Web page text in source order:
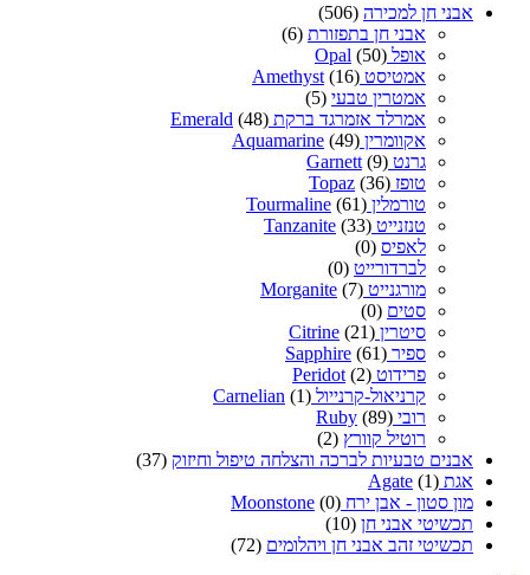
אבני חן למכירה (506)
אבני חן בתפזורת (6)
אופל Opal (50)
אמטיסט Amethyst (16)
אמטרין טבעי (5)
אמרלד אזמרגד ברקת Emerald (48)
אקוומרין Aquamarine (49)
גרנט Garnett (9)
טופז Topaz (36)
טורמלין Tourmaline (61)
טנזנייט Tanzanite (33)
לאפיס (0)
לברדורייט (0)
מורגנייט Morganite (7)
סטים (0)
סיטרין Citrine (21)
ספיר Sapphire (61)
פרידוט Peridot (2)
קרניאול-קרנייול Carnelian (1)
רובי Ruby (89)
רוטיל קוורץ (2)
אבנים טבעיות לברכה והצלחה טיפול וחיזוק (37)
אגת Agate (1)
מון סטון - אבן ירח Moonstone (0)
תכשיטי אבני חן (10)
תכשיטי זהב אבני חן ויהלומים (72)